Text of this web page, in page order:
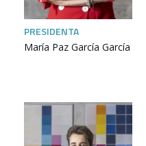
PRESIDENTA
María Paz García García